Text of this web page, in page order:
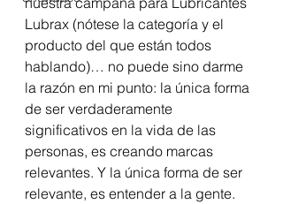
Lubrax (nótese la categoría y el
producto del que están todos
hablando)… no puede sino darme
la razón en mi punto: la única forma
de ser verdaderamente
significativos en la vida de las
personas, es creando marcas
relevantes. Y la única forma de ser
relevante, es entender a la gente.